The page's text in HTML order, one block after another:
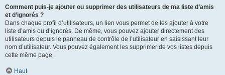
Comment puis-je ajouter ou supprimer des utilisateurs de ma liste d’amis
et d’ignorés ?
Dans chaque profil d’utilisateurs, un lien vous permet de les ajouter à votre
liste d’amis ou d’ignorés. De même, vous pouvez ajouter directement des
utilisateurs depuis le panneau de contrôle de l’utilisateur en saisissant leur
nom d’utilisateur. Vous pouvez également les supprimer de vos listes depuis
cette même page.
Haut